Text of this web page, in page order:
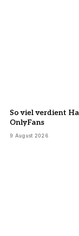
So viel verdient
OnlyFans
9 August 2026